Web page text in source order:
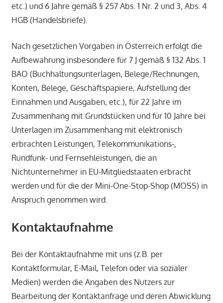
etc.) und 6 Jahre gemäß § 257 Abs. 1 Nr. 2 und 3, Abs. 4
HGB (Handelsbriefe).
Nach gesetzlichen Vorgaben in Österreich erfolgt die
Aufbewahrung insbesondere für 7 J gemäß § 132 Abs. 1
BAO (Buchhaltungsunterlagen, Belege/Rechnungen,
Konten, Belege, Geschäftspapiere, Aufstellung der
Einnahmen und Ausgaben, etc.), für 22 Jahre im
Zusammenhang mit Grundstücken und für 10 Jahre bei
Unterlagen im Zusammenhang mit elektronisch
erbrachten Leistungen, Telekommunikations-,
Rundfunk- und Fernsehleistungen, die an
Nichtunternehmer in EU-Mitgliedstaaten erbracht
werden und für die der Mini-One-Stop-Shop (MOSS) in
Anspruch genommen wird.
Kontaktaufnahme
Bei der Kontaktaufnahme mit uns (z.B. per
Kontaktformular, E-Mail, Telefon oder via sozialer
Medien) werden die Angaben des Nutzers zur
Bearbeitung der Kontaktanfrage und deren Abwicklung